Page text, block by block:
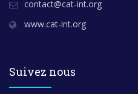
contact@cat-int.org
www.cat-int.org
Suivez nous